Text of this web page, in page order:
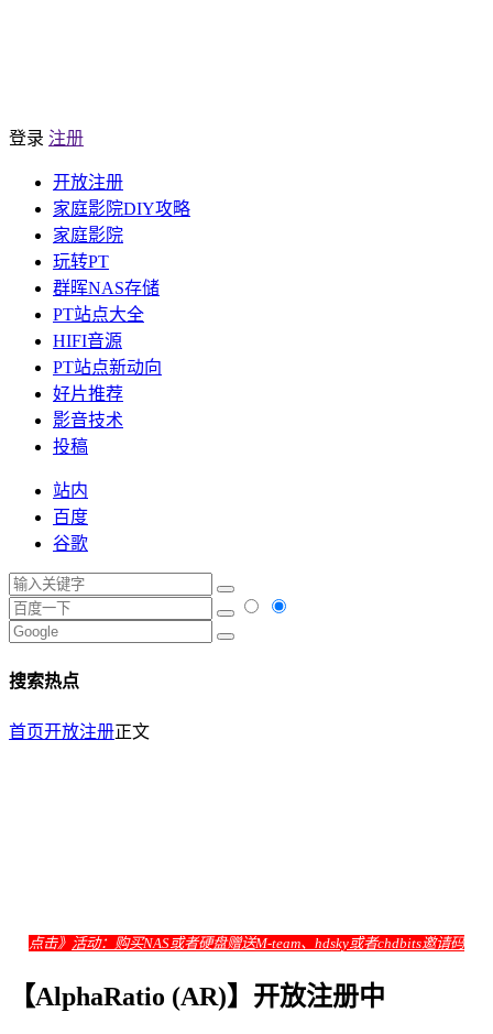
登录 注册
开放注册
家庭影院DIY攻略
家庭影院
玩转PT
群晖NAS存储
PT站点大全
HIFI音源
PT站点新动向
好片推荐
影音技术
投稿
站内
百度
谷歌
搜索热点
首页开放注册正文
点击》 活动：购买NAS或者硬盘赠送M-team、hdsky或者chdbits邀请码
【AlphaRatio (AR)】开放注册中